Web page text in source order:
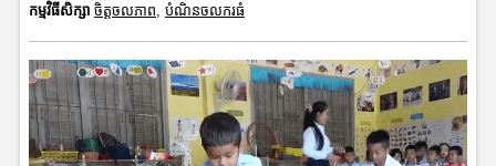
កម្មវិធីសិក្សា ចិត្តចលភាព, បំណិនចលករធំ